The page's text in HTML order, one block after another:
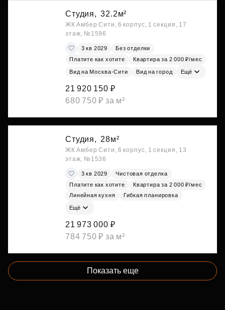
Студия, 32.2м²
ЖК Амбер Сити, 6 корпус, 1 секция, 17
этаж, №1596
3 кв 2029
Без отделки
Платите как хотите
Квартира за 2 000 ₽/мес
Вид на Москва-Сити Вид на город Ещё
21 920 150 ₽
680 750 ₽ за м²
Студия, 28м²
ЖК Амбер Сити, 6 корпус, 1 секция, 13
этаж, №1536
3 кв 2029
Чистовая отделка
Платите как хотите
Квартира за 2 000 ₽/мес
Линейная кухня
Гибкая планировка
Ещё
21 973 000 ₽
784 750 ₽ за м²
Показать еще